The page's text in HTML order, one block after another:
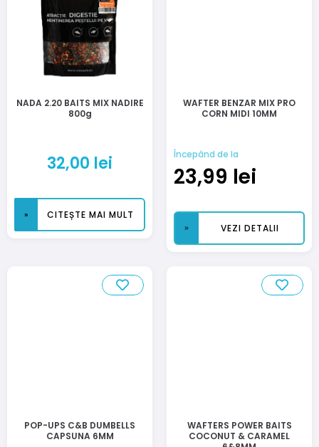
NADA 2.20 BAITS MIX NADIRE
800g
32,00 lei
CITEȘTE MAI MULT
WAFTER BENZAR MIX PRO
CORN MIDI 10MM
Începând de la
23,99 lei
VEZI DETALII
POP-UPS C&B DUMBELLS
CAPSUNA 6MM
WAFTERS POWER BAITS
COCONUT & CARAMEL